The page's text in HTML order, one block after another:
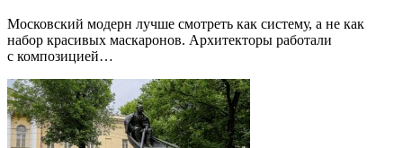
Московский модерн лучше смотреть как систему, а не как
набор красивых маскаронов. Архитекторы работали
с композицией…